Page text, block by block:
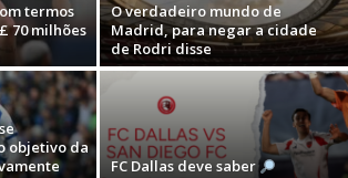
termos
70 milhões
O verdadeiro mundo de
Madrid, para negar a cidade
de Rodri disse
objetivo da
FC Dallas deve saber